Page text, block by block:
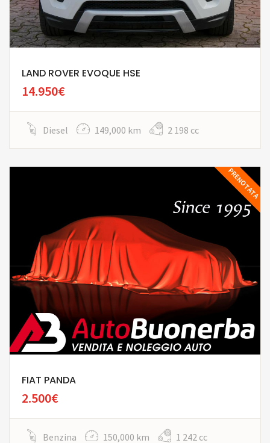
LAND ROVER EVOQUE HSE
14.950€
Diesel 149,000 km 2 198 cc
PRENOTATA
FIAT PANDA
2.500€
Benzina 150,000 km 1 242 cc